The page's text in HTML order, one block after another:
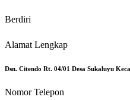
Berdiri
Alamat Lengkap
Dsn. Citendo Rt. 04/01 Desa Sukaluyu
Nomor Telepon